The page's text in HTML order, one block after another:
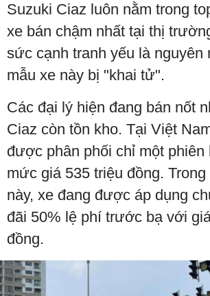
Suzuki Ciaz luôn nằm trong
xe bán chậm nhất tại thị
sức cạnh tranh yếu là nguyên
mẫu xe này bị "khai tử".
Các đại lý hiện đang bán nốt
Ciaz còn tồn kho. Tại Việt
được phân phối chỉ một phiên
mức giá 535 triệu đồng.
này, xe đang được áp dụng
đãi 50% lệ phí trước bạ với
đồng.